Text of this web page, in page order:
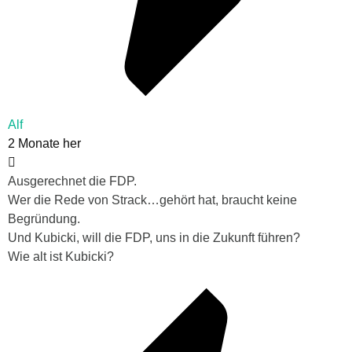
Alf
2 Monate her
Ausgerechnet die FDP.
Wer die Rede von Strack…gehört hat, braucht keine
Begründung.
Und Kubicki, will die FDP, uns in die Zukunft führen?
Wie alt ist Kubicki?